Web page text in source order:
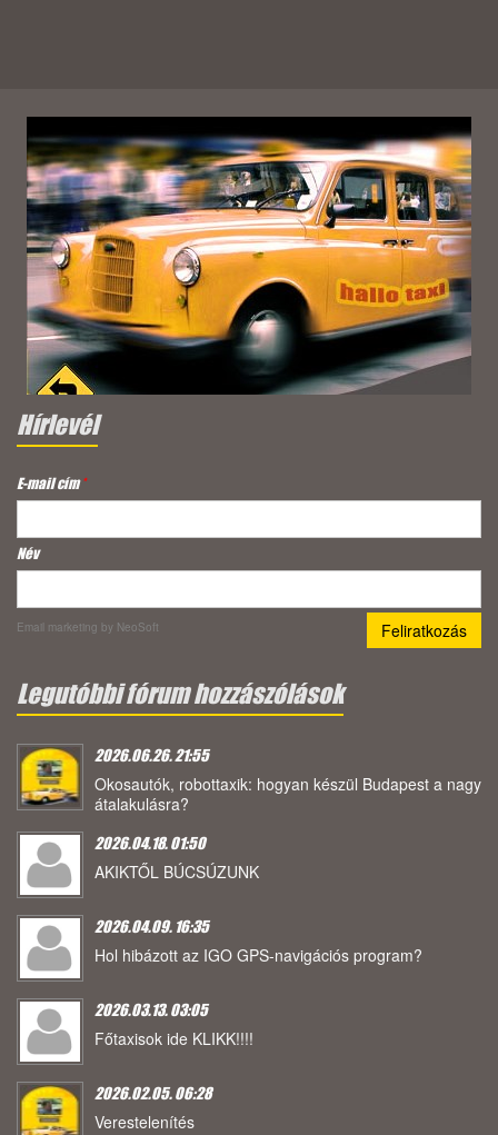
Hírlevél
E-mail cím*
Név
Email marketing by NeoSoft
Legutóbbi fórum hozzászólások
2026.06.26. 21:55
Okosautók, robottaxik: hogyan készül Budapest a nagy
átalakulásra?
2026.04.18. 01:50
AKIKTŐL BÚCSÚZUNK
2026.04.09. 16:35
Hol hibázott az IGO GPS-navigációs program?
2026.03.13. 03:05
Főtaxisok ide KLIKK!!!!
2026.02.05. 06:28
Verestelenítés